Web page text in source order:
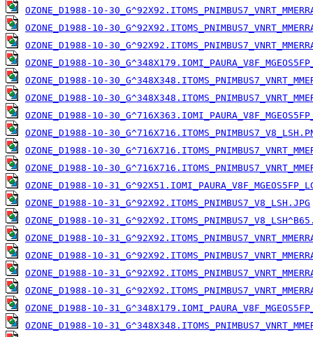
OZONE_D1988-10-
OZONE_D1988-10-
OZONE_D1988-10-
OZONE_D1988-10-
OZONE_D1988-10-
OZONE_D1988-10-
OZONE_D1988-10-
OZONE_D1988-10-
OZONE_D1988-10-
OZONE_D1988-10-
OZONE_D1988-10-
OZONE_D1988-10-31_G^92X92.ITOMS_PNIMBUS7_V8_LSH.JPG
OZONE_D1988-10-
OZONE_D1988-10-
OZONE_D1988-10-
OZONE_D1988-10-
OZONE_D1988-10-
OZONE_D1988-10-
OZONE_D1988-10-